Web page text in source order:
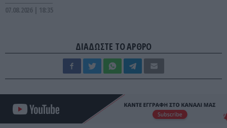
07.08.2026 | 18:35
ΔΙΑΔΩΣΤΕ ΤΟ ΑΡΘΡΟ